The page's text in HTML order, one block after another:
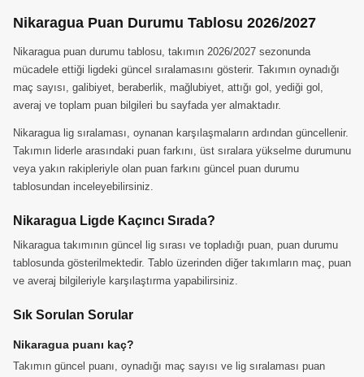
Nikaragua Puan Durumu Tablosu 2026/2027
Nikaragua puan durumu tablosu, takımın 2026/2027 sezonunda
mücadele ettiği ligdeki güncel sıralamasını gösterir. Takımın oynadığı
maç sayısı, galibiyet, beraberlik, mağlubiyet, attığı gol, yediği gol,
averaj ve toplam puan bilgileri bu sayfada yer almaktadır.
Nikaragua lig sıralaması, oynanan karşılaşmaların ardından güncellenir.
Takımın liderle arasındaki puan farkını, üst sıralara yükselme durumunu
veya yakın rakipleriyle olan puan farkını güncel puan durumu
tablosundan inceleyebilirsiniz.
Nikaragua Ligde Kaçıncı Sırada?
Nikaragua takımının güncel lig sırası ve topladığı puan, puan durumu
tablosunda gösterilmektedir. Tablo üzerinden diğer takımların maç, puan
ve averaj bilgileriyle karşılaştırma yapabilirsiniz.
Sık Sorulan Sorular
Nikaragua puanı kaç?
Takımın güncel puanı, oynadığı maç sayısı ve lig sıralaması puan